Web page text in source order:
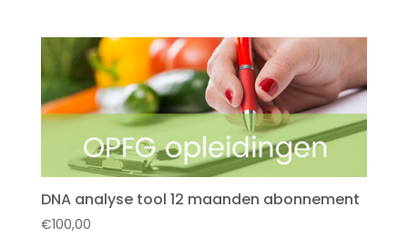
DNA analyse tool 12 maanden abonnement
€100,00